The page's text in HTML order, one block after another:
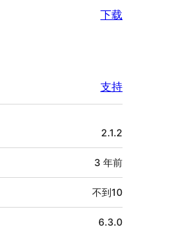
下载
支持
2.1.2
3 年前
不到10
6.3.0